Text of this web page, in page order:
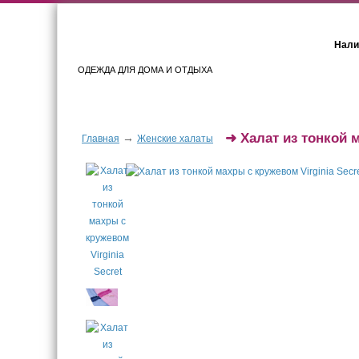
ОДЕЖДА ДЛЯ ДОМА И ОТДЫХА
Главная → Женские халаты ➜ Халат из тонкой